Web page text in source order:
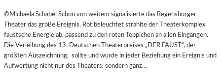
©Michaela Schabel Schon von weitem signalisierte das Regensburger
Theater das große Ereignis. Rot beleuchtet strahlte der Theaterkomplex
faustsche Energie ab, passend zu den roten Teppichen an allen Eingängen.
Die Verleihung des 13. Deutschen Theaterpreises „DER FAUST“, der
größten Auszeichnung, sollte und wurde in jeder Beziehung ein Ereignis und
Aufwertung nicht nur des Theaters, sondern ganz…